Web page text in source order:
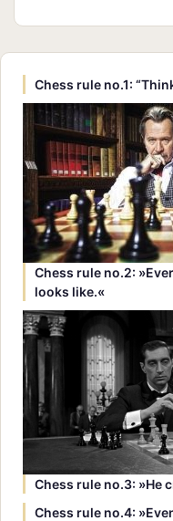
Chess rule no.1:
Chess rule no.2:
looks like.«
Chess rule no.3: »Hе
Chess rule no.4: